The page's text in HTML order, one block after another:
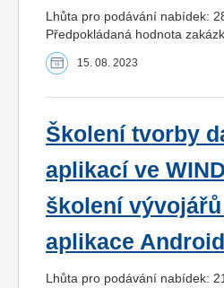
Lhůta pro podávání nabídek:
Předpokládaná hodnota
15. 08. 2023
Školení tvorby
aplikací ve
školení
aplikace
Lhůta pro podávání nabídek: